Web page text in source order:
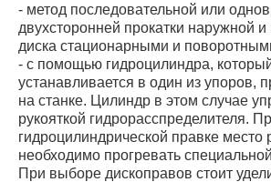
- метод последовательной или
двухсторонней прокатки наружной и
диска стационарными и
- с помощью гидроцилиндра,
устанавливается в один из упоров,
на станке. Цилиндр в этом случае
рукояткой гидрорасспределителя.
гидроцилиндрической правке место
необходимо прогревать
При выборе дископравов стоит